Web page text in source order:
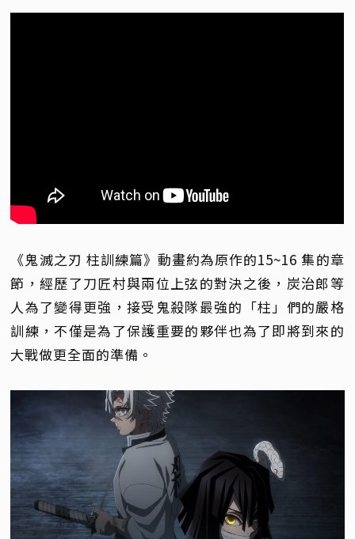
《鬼滅之刃 柱訓練篇》動畫約為原作的15~16 集的章
節，經歷了刀匠村與兩位上弦的對決之後，炭治郎等
人為了變得更強，接受鬼殺隊最強的「柱」們的嚴格
訓練，不僅是為了保護重要的夥伴也為了即將到來的
大戰做更全面的準備。